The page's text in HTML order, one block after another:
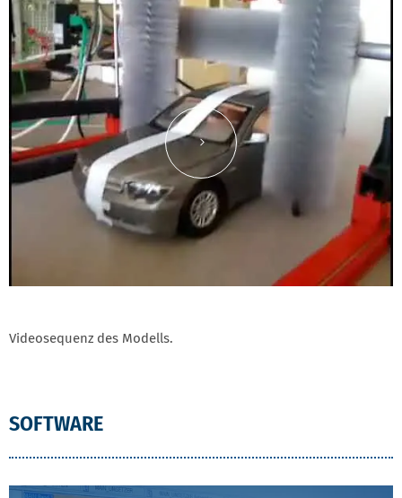
Inhalt von YouTube laden
Videosequenz des Modells.
SOFTWARE